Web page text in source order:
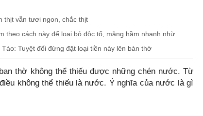
thịt vẫn tươi ngon, chắc thịt
theo cách này để loại bỏ độc tố, măng hầm nhanh nhừ
Tuyệt đối đừng đặt loại tiền này lên bàn thờ
thờ không thể thiếu được những chén nước. Từ
không thể thiếu là nước. Ý nghĩa của nước là gì